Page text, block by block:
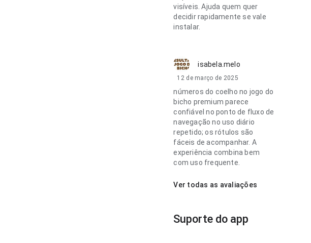
visíveis. Ajuda quem quer
decidir rapidamente se vale
instalar.
isabela.melo
12 de março de 2025
números do coelho no jogo do
bicho premium parece
confiável no ponto de fluxo de
navegação no uso diário
repetido; os rótulos são
fáceis de acompanhar. A
experiência combina bem
com uso frequente.
Ver todas as avaliações
Suporte do app